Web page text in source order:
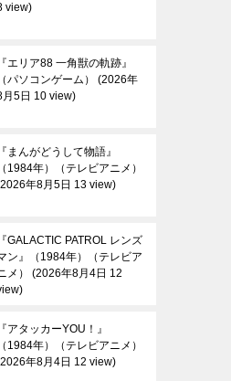
view
『エリア88 一角獣の軌跡』
（パソコンゲーム）
2026年
月5日 10 view
『まんがどうして物語』
（1984年）（テレビアニメ）
2026年8月5日 13 view
『GALACTIC PATROL レンズ
ン』（1984年）（テレビア
メ）
2026年8月4日 12
『アタッカーYOU！』
（1984年）（テレビアニメ）
2026年8月4日 12 view